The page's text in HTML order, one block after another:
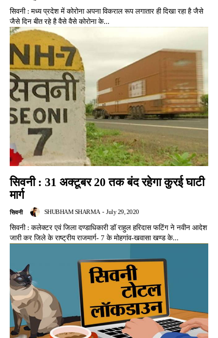
सिवनी : मध्य प्रदेश में कोरोना अपना विकराल रूप लगातार ही दिखा रहा है जैसे
जैसे दिन बीत रहे है वैसे वैसे कोरोना के...
सिवनी : 31 अक्टूबर 20 तक बंद रहेगा कुरई घाटी
मार्ग
सिवनी SHUBHAM SHARMA - July 29, 2020
सिवनी : कलेक्टर एवं जिला दण्डाधिकारी डॉ राहुल हरिदास फटिंग ने नवीन आदेश
जारी कर जिले के राष्ट्रीय राजमार्ग- 7 के मोहगांव-खवासा खण्ड के...